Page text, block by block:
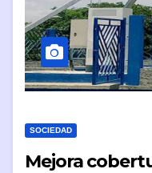
SOCIEDAD
Mejora